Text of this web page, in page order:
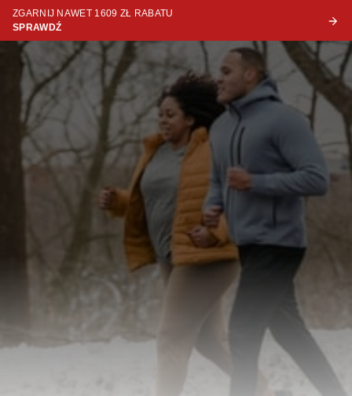
ZGARNIJ NAWET 1609 ZŁ RABATU
SPRAWDŹ